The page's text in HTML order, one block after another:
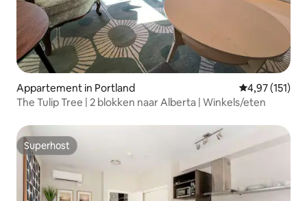
Appartement in Portland Gemiddelde
4,97 (151)
The Tulip Tree | 2 blokken naar Alberta | Winkels/eten
Superhost
Superhost